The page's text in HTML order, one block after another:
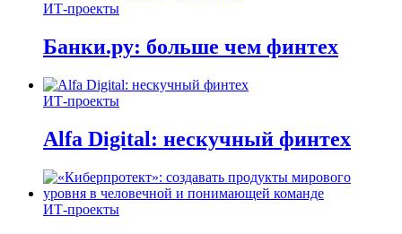
ИТ-проекты
Банки.ру: больше чем финтех
ИТ-проекты
Alfa Digital: нескучный финтех
ИТ-проекты